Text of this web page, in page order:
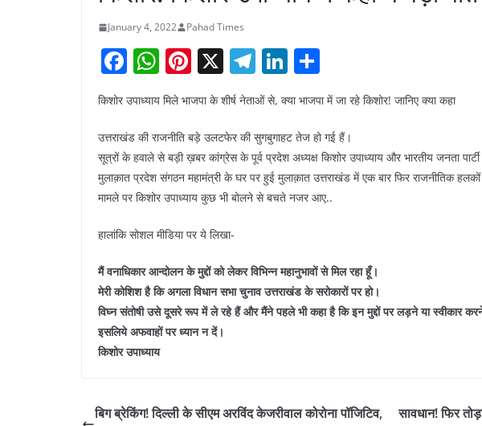
January 4, 2022 Pahad Times
F
c
e
b
o
k
W
h
at
s
A
p
Pi
nt
er
e
st
X T
el
e
gr
a
m
Li
k
e
dI
n
h
ar
e
किशोर उपाध्याय मिले भाजपा के शीर्ष नेताओं से, क्या भाजपा में जा रहे किशोर! जानिए क्या कहा
उत्तराखंड की राजनीति बड़े उलटफेर की सुगबुगाहट तेज हो गई हैं।
सूत्रों के हवाले से बड़ी ख़बर कांग्रेस के पूर्व प्रदेश अध्यक्ष किशोर उपाध्याय और भारतीय जनता
मुलाक़ात प्रदेश संगठन महामंत्री के घर पर हुई मुलाक़ात उत्तराखंड में एक बार फिर राजनीतिक
मामले पर किशोर उपाध्याय कुछ भी बोलने से बचते नजर आए..
हालांकि सोशल मीडिया पर ये लिखा-
मैं वनाधिकार आन्दोलन के मुद्दों को लेकर विभिन्न महानुभावों से मिल रहा हूँ।
मेरी कोशिश है कि अगला विधान सभा चुनाव उत्तराखंड के सरोकारों पर हो।
विघ्न संतोषी उसे दूसरे रूप में ले रहे हैं और मैंने पहले भी कहा है कि इन मुद्दों पर लड़ने या स्वीकार
इसलिये अफवाहों पर ध्यान न दें।
किशोर उपाध्याय
बिग ब्रेकिंग! दिल्ली के सीएम अरविंद केजरीवाल कोरोना पॉजिटिव,
सावधान! फिर